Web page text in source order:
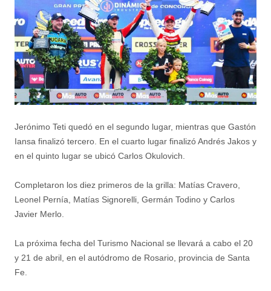
Jerónimo Teti quedó en el segundo lugar, mientras que Gastón
Iansa finalizó tercero. En el cuarto lugar finalizó Andrés Jakos y
en el quinto lugar se ubicó Carlos Okulovich.
Completaron los diez primeros de la grilla: Matías Cravero,
Leonel Pernía, Matías Signorelli, Germán Todino y Carlos
Javier Merlo.
La próxima fecha del Turismo Nacional se llevará a cabo el 20
y 21 de abril, en el autódromo de Rosario, provincia de Santa
Fe.